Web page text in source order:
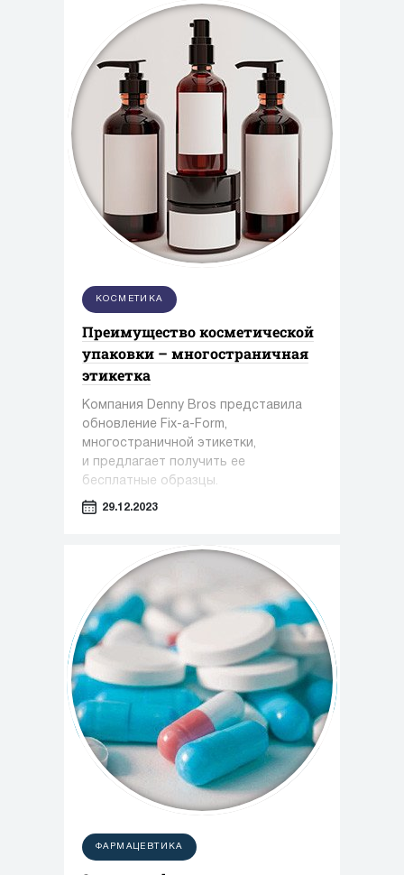
КОСМЕТИКА
Преимущество косметической
упаковки – многостраничная
этикетка
Компания Denny Bros представила
обновление Fix-a-Form,
многостраничной этикетки,
и предлагает получить ее
бесплатные образцы.
29.12.2023
ФАРМАЦЕВТИКА